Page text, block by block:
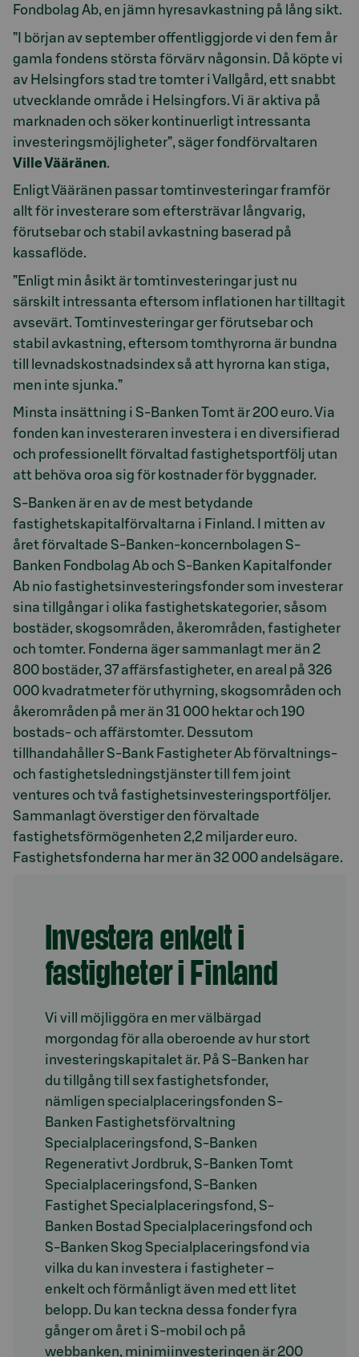
Fondbolag Ab, en jämn hyresavkastning på lång sikt.
”I början av september offentliggjorde vi den fem år
gamla fondens största förvärv någonsin. Då köpte vi
av Helsingfors stad tre tomter i Vallgård, ett snabbt
utvecklande område i Helsingfors. Vi är aktiva på
marknaden och söker kontinuerligt intressanta
investeringsmöjligheter”, säger fondförvaltaren
Ville Vääränen.
Enligt Vääränen passar tomtinvesteringar framför
allt för investerare som eftersträvar långvarig,
förutsebar och stabil avkastning baserad på
kassaflöde.
”Enligt min åsikt är tomtinvesteringar just nu
särskilt intressanta eftersom inflationen har tilltagit
avsevärt. Tomtinvesteringar ger förutsebar och
stabil avkastning, eftersom tomthyrorna är bundna
till levnadskostnadsindex så att hyrorna kan stiga,
men inte sjunka.”
Minsta insättning i S-Banken Tomt är 200 euro. Via
fonden kan investeraren investera i en diversifierad
och professionellt förvaltad fastighetsportfölj utan
att behöva oroa sig för kostnader för byggnader.
S-Banken är en av de mest betydande
fastighetskapitalförvaltarna i Finland. I mitten av
året förvaltade S-Banken-koncernbolagen S-
Banken Fondbolag Ab och S-Banken Kapitalfonder
Ab nio fastighetsinvesteringsfonder som investerar
sina tillgångar i olika fastighetskategorier, såsom
bostäder, skogsområden, åkerområden, fastigheter
och tomter. Fonderna äger sammanlagt mer än 2
800 bostäder, 37 affärsfastigheter, en areal på 326
000 kvadratmeter för uthyrning, skogsområden och
åkerområden på mer än 31 000 hektar och 190
bostads- och affärstomter. Dessutom
tillhandahåller S-Bank Fastigheter Ab förvaltnings-
och fastighetsledningstjänster till fem joint
ventures och två fastighetsinvesteringsportföljer.
Sammanlagt överstiger den förvaltade
fastighetsförmögenheten 2,2 miljarder euro.
Fastighetsfonderna har mer än 32 000 andelsägare.
Investera enkelt i
fastigheter i Finland
Vi vill möjliggöra en mer välbärgad
morgondag för alla oberoende av hur stort
investeringskapitalet är. På S-Banken har
du tillgång till sex fastighetsfonder,
nämligen specialplaceringsfonden S-
Banken Fastighetsförvaltning
Specialplaceringsfond, S-Banken
Regenerativt Jordbruk, S-Banken Tomt
Specialplaceringsfond, S-Banken
Fastighet Specialplaceringsfond, S-
Banken Bostad Specialplaceringsfond och
S-Banken Skog Specialplaceringsfond via
vilka du kan investera i fastigheter –
enkelt och förmånligt även med ett litet
belopp. Du kan teckna dessa fonder fyra
gånger om året i S-mobil och på
webbanken, minimiinvesteringen är 200